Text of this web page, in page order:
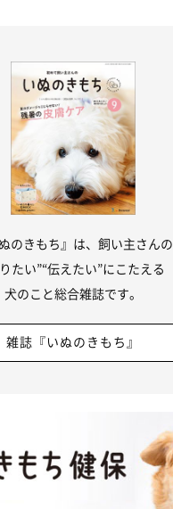
ぬのきもち』は、飼い主さんの
たい”“伝えたい”にこたえる
犬のこと総合雑誌です。
雑誌『いぬのきもち』